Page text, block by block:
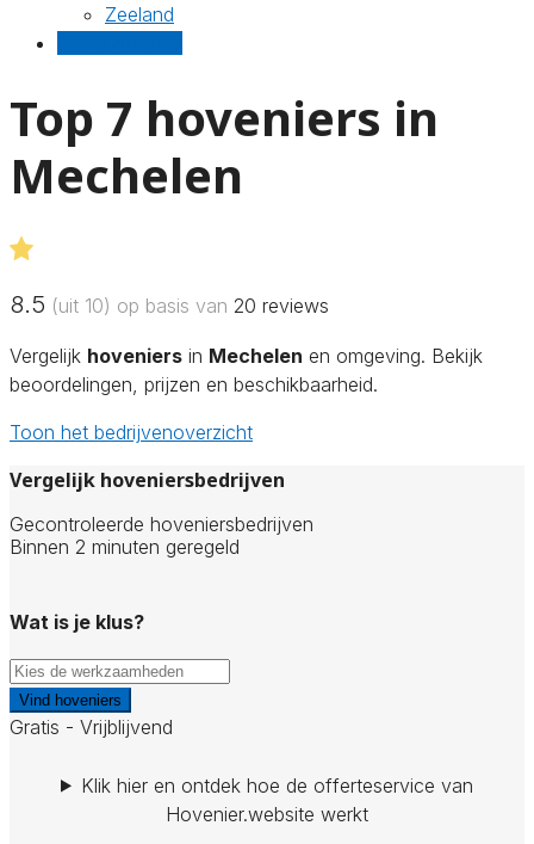
Zeeland
Top 7 hoveniers in
Mechelen
8.5 (uit 10) op basis van 20 reviews
Vergelijk hoveniers in Mechelen en omgeving. Bekijk
beoordelingen, prijzen en beschikbaarheid.
Toon het bedrijvenoverzicht
Vergelijk hoveniersbedrijven
Gecontroleerde hoveniersbedrijven
Binnen 2 minuten geregeld
Wat is je klus?
Vind hoveniers
Gratis - Vrijblijvend
Klik hier en ontdek hoe de offerteservice van
Hovenier.website werkt